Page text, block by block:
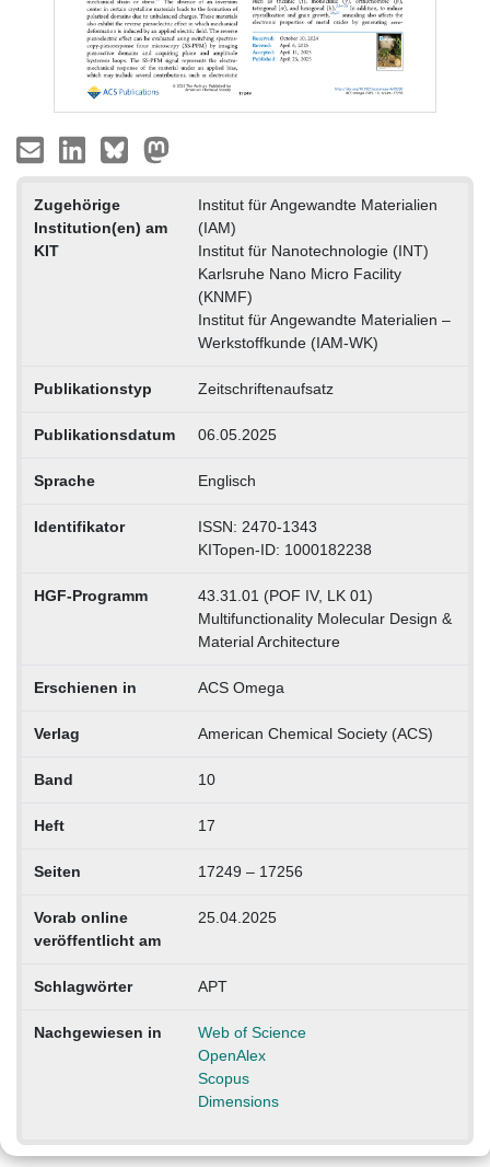
Zugehörige
Institution(en) am
KIT
Institut für Angewandte Materialien
(IAM)
Institut für Nanotechnologie (INT)
Karlsruhe Nano Micro Facility
(KNMF)
Institut für Angewandte Materialien –
Werkstoffkunde (IAM-WK)
Publikationstyp Zeitschriftenaufsatz
Publikationsdatum 06.05.2025
Sprache Englisch
Identifikator
ISSN: 2470-1343
KITopen-ID: 1000182238
HGF-Programm
43.31.01 (POF IV, LK 01)
Multifunctionality Molecular Design &
Material Architecture
Erschienen in ACS Omega
Verlag American Chemical Society (ACS)
Band 10
Heft 17
Seiten 17249 – 17256
Vorab online
veröffentlicht am
25.04.2025
Schlagwörter APT
Nachgewiesen in
Web of Science
OpenAlex
Scopus
Dimensions